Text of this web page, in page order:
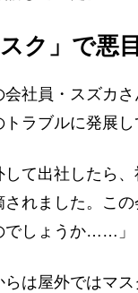
スク」で悪
社員・スズカさ
ラブルに発展
して出社したら
されました。こ
でしょうか……」
は屋外ではマス